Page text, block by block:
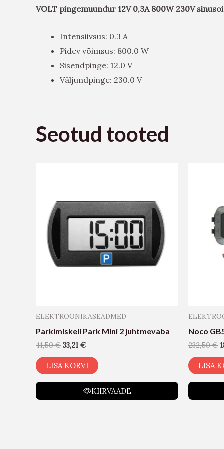
VOLT pingemuundur 12V 0,3A 800W 230V
Intensiivsus: 0.3 A
Pidev võimsus: 800.0 W
Sisendpinge: 12.0 V
Väljundpinge: 230.0 V
Seotud tooted
ELEKTROONIKASEADMED
Parkimiskell Park Mini 2 juhtmevaba
41,50€ 33,21 €
LISA KORVI
KIIRVAADE
Noco
232,50€
LISA